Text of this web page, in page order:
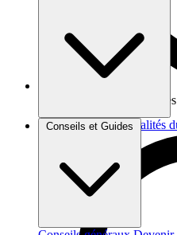
Brèves et actus Actualités
Conseils et Guides
Vos données sont protégées